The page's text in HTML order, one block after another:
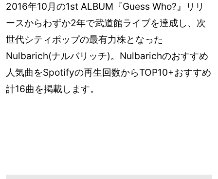
2016年10月の1st ALBUM『Guess Who?』リリ
ースからわずか2年で武道館ライブを達成し、次
世代シティポップの最有力株となった
Nulbarich(ナルバリッチ)。Nulbarichのおすすめ
人気曲をSpotifyの再生回数からTOP10+おすすめ
計16曲を掲載します。